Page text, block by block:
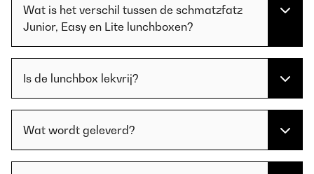
Wat is het verschil tussen de schmatzfatz
Junior, Easy en Lite lunchboxen?
Is de lunchbox lekvrij?
Wat wordt geleverd?